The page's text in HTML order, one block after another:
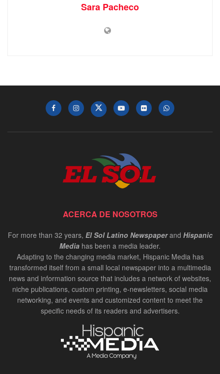
Sara Pacheco
ACERCA DE NOSOTROS
For more than 32 years, El Sol Latino Newspaperand Hispanic
Media has been a media leader.
Adapting to the changing media market, Hispanic Media has
transformed itself from a small local newspaper into a multimedia
news and information source that includes a network of websites,
niche publications, custom printing, e-newsletters, social media
networking, and events and customized content to meet the
specific needs of its readers and advertisers.